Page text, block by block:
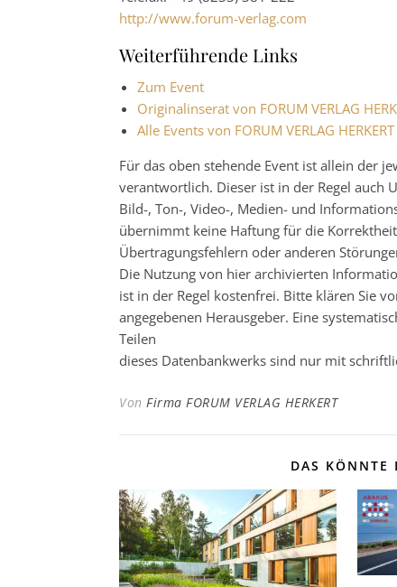
http://www.forum-verlag.com
Weiterführende Links
Zum Event
Originalinserat von FORUM VERLAG
Alle Events von FORUM VERLAG
Für das oben stehende Event ist allein der
verantwortlich. Dieser ist in der Regel auch
Bild-, Ton-, Video-, Medien- und
übernimmt keine Haftung für die
Übertragungsfehlern oder anderen
Die Nutzung von hier archivierten
ist in der Regel kostenfrei. Bitte klären Sie
angegebenen Herausgeber. Eine
Teilen
dieses Datenbankwerks sind nur mit
Von Firma FORUM VERLAG HERKERT
DAS KÖNNTE